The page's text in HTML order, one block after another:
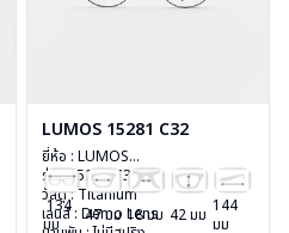
LUMOS 15281 C32
ยี่ห้อ : LUMOS
รุ่น : 15281 C32
วัสดุ : Titanium
เลนส์ : Demo Lens
134
มม
47 มม 18 มม 42 มม 144
มม